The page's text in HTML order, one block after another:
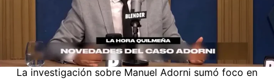
La investigación sobre Manuel Adorni sumó foco en